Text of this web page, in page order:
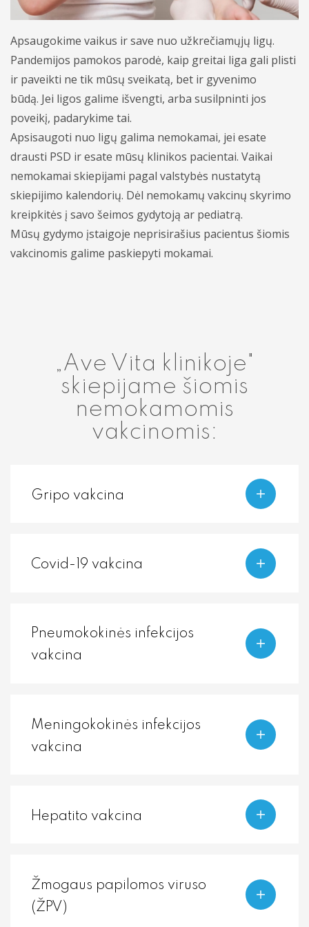
Periodontologai
Burnos chirurgija
Dantų impantacija
Periodontologija
Burnos higiena ir profilaktinė priežiūra
Dantų balinimas
Endodontinis gydymas
Ortodontinis gydymas
Dantų rentgenologiniai tyrimai
Apsaugokime vaikus ir save nuo užkrečiamųjų ligų.
Pandemijos pamokos parodė, kaip greitai liga gali plisti
ir paveikti ne tik mūsų sveikatą, bet ir gyvenimo
būdą. Jei ligos galime išvengti, arba susilpninti jos
poveikį, padarykime tai.
Apsisaugoti nuo ligų galima nemokamai, jei esate
drausti PSD ir esate mūsų klinikos pacientai. Vaikai
nemokamai skiepijami pagal valstybės nustatytą
skiepijimo kalendorių. Dėl nemokamų vakcinų skyrimo
kreipkitės į savo šeimos gydytoją ar pediatrą.
Mūsų gydymo įstaigoje neprisirašius pacientus šiomis
vakcinomis galime paskiepyti mokamai.
„Ave Vita klinikoje"
skiepijame šiomis
nemokamomis
vakcinomis:
Gripo vakcina
Covid-19 vakcina
Pneumokokinės infekcijos
vakcina
Meningokokinės infekcijos
vakcina
Hepatito vakcina
Žmogaus papilomos viruso
(ŽPV)